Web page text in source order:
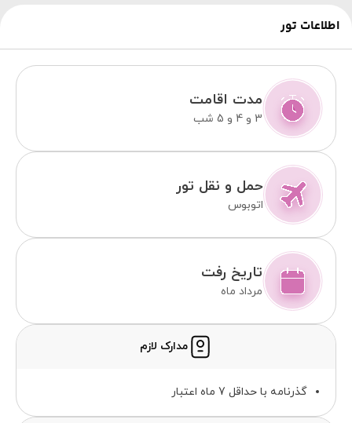
اطلاعات تور
مدت اقامت
3 و 4 و 5 شب
حمل و نقل تور
اتوبوس
تاریخ رفت
مرداد ماه
مدارک لازم
گذرنامه با حداقل 7 ماه اعتبار